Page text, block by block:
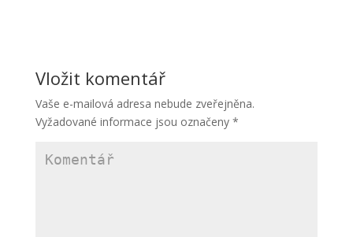
Vložit komentář
Vaše e-mailová adresa nebude zveřejněna.
Vyžadované informace jsou označeny *